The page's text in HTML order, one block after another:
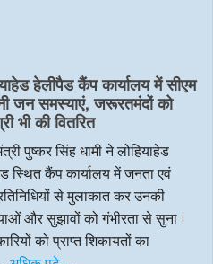
हेलीपैड कैंप कार्यालय में सीएम
जन समस्याएं, जरूरतमंदों को
भी की वितरित
पुष्कर सिंह धामी ने लोहियाहेड
स्थित कैंप कार्यालय में जनता एवं
से मुलाकात कर उनकी
और सुझावों को गंभीरता से सुना।
को प्राप्त शिकायतों का